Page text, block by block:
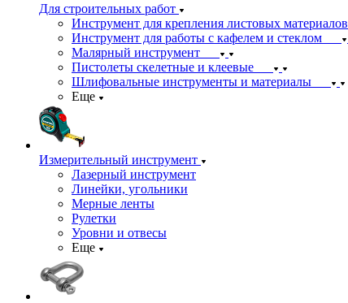
Для строительных работ
Инструмент для крепления листовых материалов
Инструмент для работы с кафелем и стеклом
Малярный инструмент
Пистолеты скелетные и клеевые
Шлифовальные инструменты и материалы
Еще
Измерительный инструмент
Лазерный инструмент
Линейки, угольники
Мерные ленты
Рулетки
Уровни и отвесы
Еще